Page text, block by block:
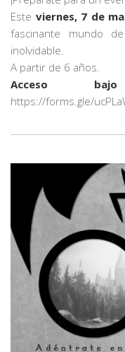
Este viernes, 7 de
fascinante mundo
inolvidable.
A partir de 6 años.
Acceso
https://forms.gle/